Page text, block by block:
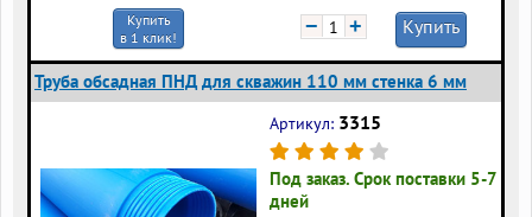
Купить
в 1 клик!
− + Купить
Труба обсадная ПНД для скважин 110 мм стенка 6 мм
Артикул: 3315
Под заказ. Срок поставки 5-7
дней